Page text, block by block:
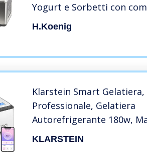
Yogurt e Sorbetti con
autorefrigerante,
Inox,180W
H.koenig
Klarstein Smart
Professionale, Gelatiera
Autorefrigerante 180w,
Gelato con Controllo WiFi/
KLARSTEIN